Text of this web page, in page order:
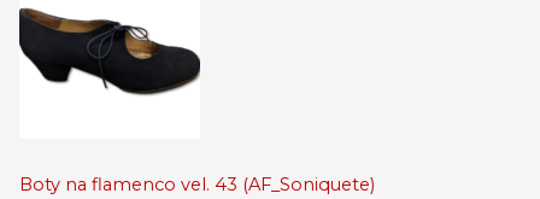
Boty na flamenco vel. 43 (AF_Soniquete)